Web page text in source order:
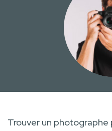
Trouver un photographe